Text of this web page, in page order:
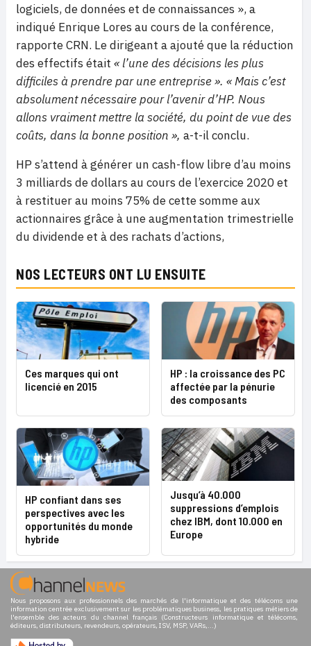
logiciels, de données et de connaissances », a
indiqué Enrique Lores au cours de la conférence,
rapporte CRN. Le dirigeant a ajouté que la réduction
des effectifs était « l’une des décisions les plus
difficiles à prendre par une entreprise ». « Mais c’est
absolument nécessaire pour l’avenir d’HP. Nous
allons vraiment mettre la société, du point de vue des
coûts, dans la bonne position », a-t-il conclu.
HP s’attend à générer un cash-flow libre d’au moins
3 milliards de dollars au cours de l’exercice 2020 et
à restituer au moins 75% de cette somme aux
actionnaires grâce à une augmentation trimestrielle
du dividende et à des rachats d’actions,
NOS LECTEURS ONT LU ENSUITE
Ces marques qui ont
licencié en 2015
HP : la croissance des PC
affectée par la pénurie
des composants
HP confiant dans ses
perspectives avec les
opportunités du monde
hybride
Jusqu’à 40.000
suppressions d’emplois
chez IBM, dont 10.000 en
Europe
Nous proposons aux professionnels des marchés de l'informatique et des télécoms une
information centrée exclusivement sur les problématiques business, les pratiques métiers de
l'ensemble des acteurs du channel français (Constructeurs informatique et télécoms,
éditeurs, distributeurs, revendeurs, opérateurs, ISV, MSP, VARs,...)